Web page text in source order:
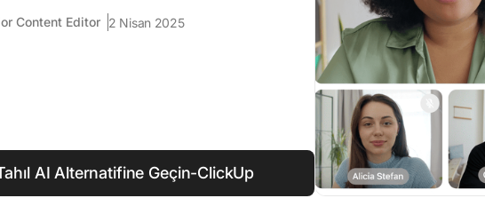
Content Editor 2 Nisan 2025
AI Alternatifine Geçin-ClickUp